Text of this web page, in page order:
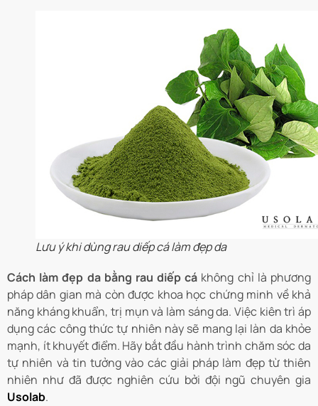
Lưu ý khi dùng rau diếp cá làm đẹp da
Cách làm đẹp da bằng rau diếp cá không chỉ là phương
pháp dân gian mà còn được khoa học chứng minh về khả
năng kháng khuẩn, trị mụn và làm sáng da. Việc kiên trì áp
dụng các công thức tự nhiên này sẽ mang lại làn da khỏe
mạnh, ít khuyết điểm. Hãy bắt đầu hành trình chăm sóc da
tự nhiên và tin tưởng vào các giải pháp làm đẹp từ thiên
nhiên như đã được nghiên cứu bởi đội ngũ chuyên gia
Usolab.